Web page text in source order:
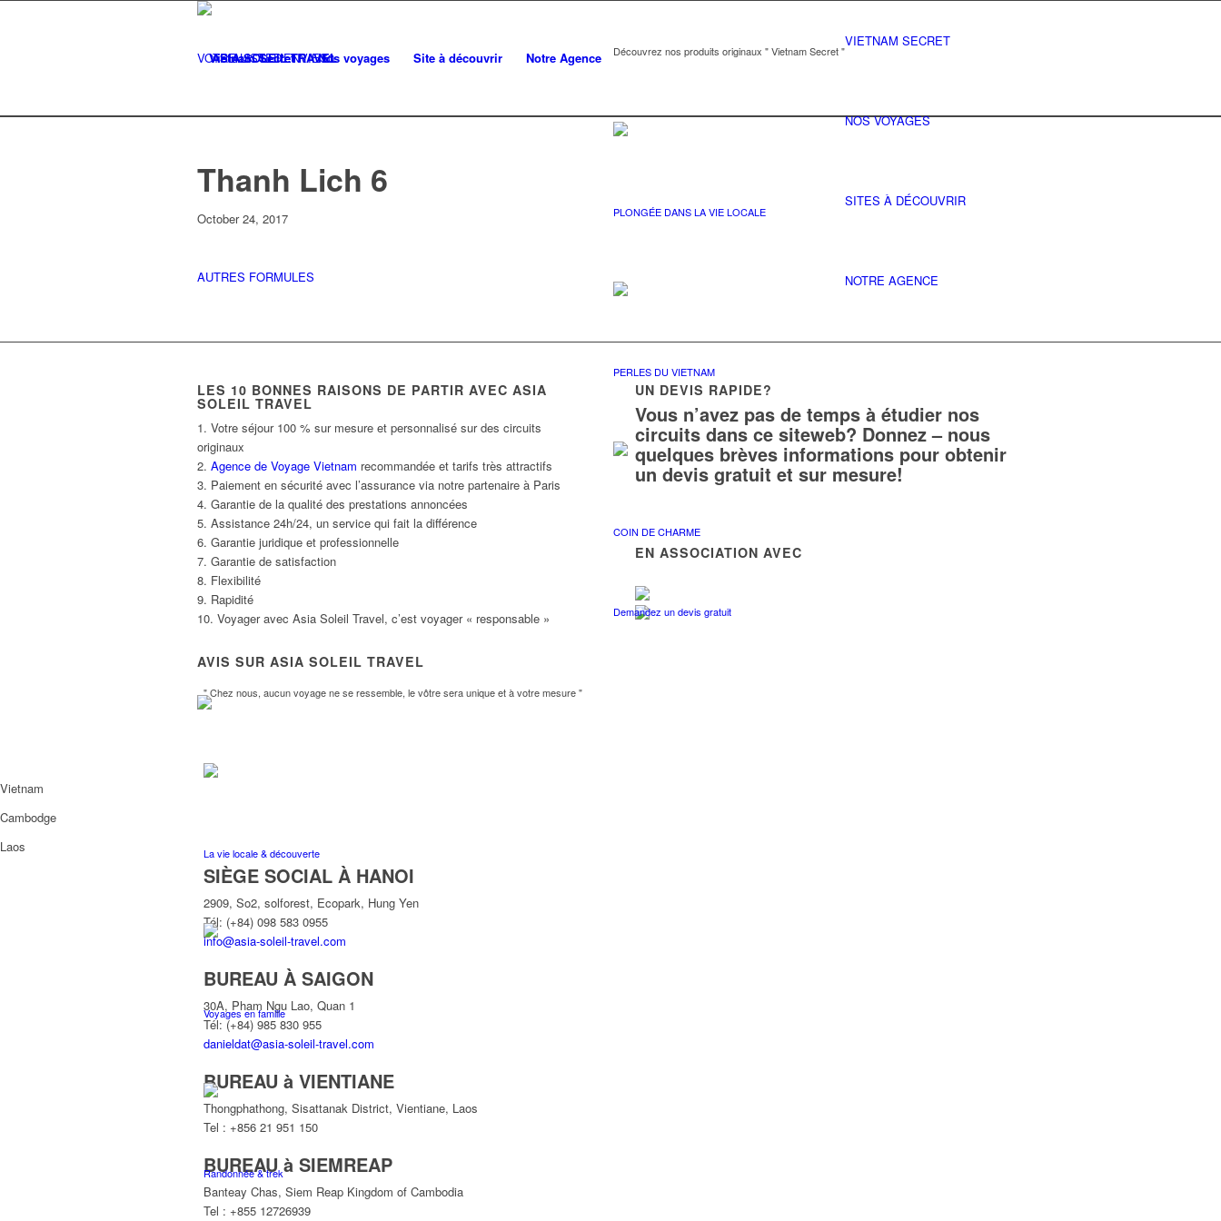
Vietnam Secret Nos voyages Site à découvrir Notre Agence
VIETNAM SECRET
Découvrez nos produits originaux " Vietnam Secret "
PLONGÉE DANS LA VIE LOCALE
PERLES DU VIETNAM
COIN DE CHARME
Demandez un devis gratuit
NOS VOYAGES
" Chez nous, aucun voyage ne se ressemble, le vôtre sera unique et à votre mesure "
La vie locale & découverte
Voyages en famille
Randonnée & trek
SITES À DÉCOUVRIR
NOTRE AGENCE
VOTRE LISTED'ENVIES0
Thanh Lich 6
October 24, 2017
AUTRES FORMULES
LES 10 BONNES RAISONS DE PARTIR AVEC ASIA
SOLEIL TRAVEL
1. Votre séjour 100 % sur mesure et personnalisé sur des circuits
originaux
2. Agence de Voyage Vietnam recommandée et tarifs très attractifs
3. Paiement en sécurité avec l’assurance via notre partenaire à Paris
4. Garantie de la qualité des prestations annoncées
5. Assistance 24h/24, un service qui fait la différence
6. Garantie juridique et professionnelle
7. Garantie de satisfaction
8. Flexibilité
9. Rapidité
10. Voyager avec Asia Soleil Travel, c’est voyager « responsable »
AVIS SUR ASIA SOLEIL TRAVEL
UN DEVIS RAPIDE?
Vous n’avez pas de temps à étudier nos
circuits dans ce siteweb? Donnez – nous
quelques brèves informations pour obtenir
un devis gratuit et sur mesure!
EN ASSOCIATION AVEC
Vietnam
Cambodge
Laos
SIÈGE SOCIAL À HANOI
2909, So2, solforest, Ecopark, Hung Yen
Tél: (+84) 098 583 0955
info@asia-soleil-travel.com
BUREAU À SAIGON
30A, Pham Ngu Lao, Quan 1
Tél: (+84) 985 830 955
danieldat@asia-soleil-travel.com
BUREAU à VIENTIANE
Thongphathong, Sisattanak District, Vientiane, Laos
Tel : +856 21 951 150
BUREAU à SIEMREAP
Banteay Chas, Siem Reap Kingdom of Cambodia
Tel : +855 12726939